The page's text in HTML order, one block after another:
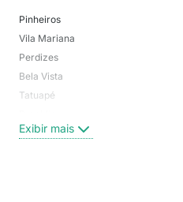
Pinheiros
Vila Mariana
Perdizes
Bela Vista
Tatuapé
Centro
Exibir mais